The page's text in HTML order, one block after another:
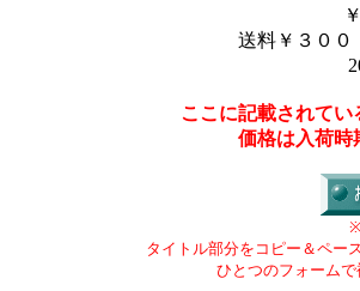
送料￥３００
ここに記載されて
価格は入荷時
タイトル部分をコピー＆ペー
ひとつのフォーム